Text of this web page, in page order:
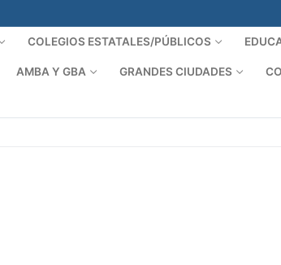
COLEGIOS ESTATALES/PÚBLICOS
AMBA Y GBA GRANDES CIUDADES